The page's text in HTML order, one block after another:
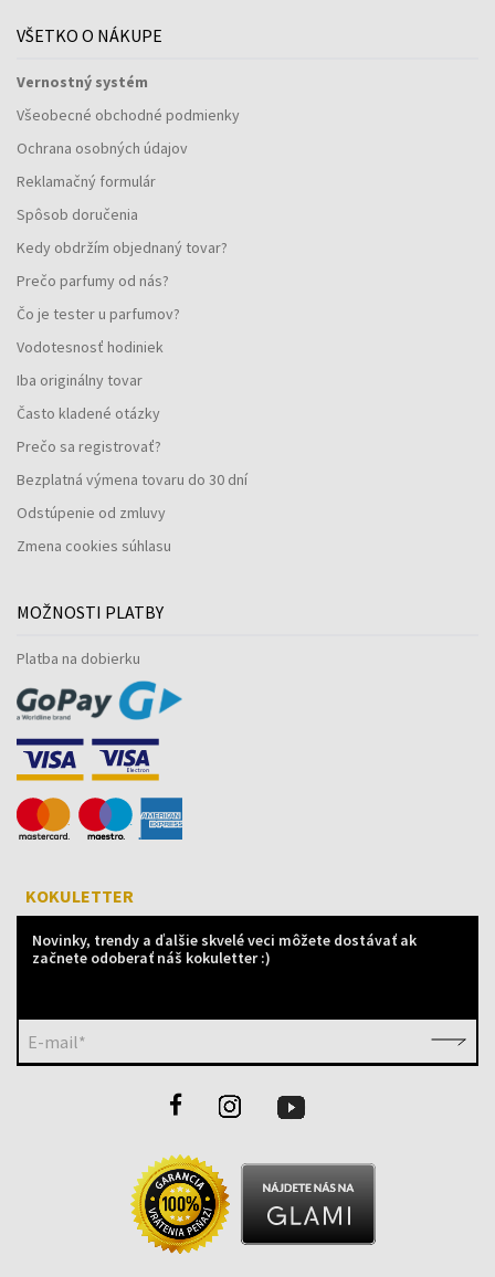
VŠETKO O NÁKUPE
Vernostný systém
Všeobecné obchodné podmienky
Ochrana osobných údajov
Reklamačný formulár
Spôsob doručenia
Kedy obdržím objednaný tovar?
Prečo parfumy od nás?
Čo je tester u parfumov?
Vodotesnosť hodiniek
Iba originálny tovar
Často kladené otázky
Prečo sa registrovať?
Bezplatná výmena tovaru do 30 dní
Odstúpenie od zmluvy
Zmena cookies súhlasu
MOŽNOSTI PLATBY
Platba na dobierku
KOKULETTER
Novinky, trendy a ďalšie skvelé veci môžete dostávať ak
začnete odoberať náš kokuletter :)
E-mail*